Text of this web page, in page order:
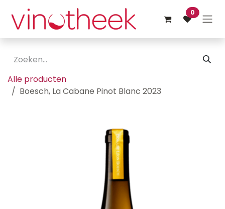
Overslaan naar inhoud
0
Alle producten
Boesch, La Cabane Pinot Blanc 2023